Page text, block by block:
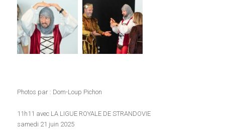
Photos par : Dom-Loup Pichon
11h11 avec LA LIGUE ROYALE DE STRANDOVIE
samedi 21 juin 2025